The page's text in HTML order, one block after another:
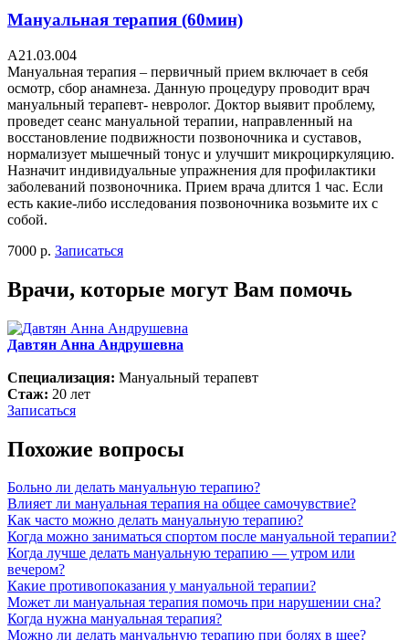
Мануальная терапия (60мин)
A21.03.004
Мануальная терапия – первичный прием включает в себя
осмотр, сбор анамнеза. Данную процедуру проводит врач
мануальный терапевт- невролог. Доктор выявит проблему,
проведет сеанс мануальной терапии, направленный на
восстановление подвижности позвоночника и суставов,
нормализует мышечный тонус и улучшит микроциркуляцию.
Назначит индивидуальные упражнения для профилактики
заболеваний позвоночника. Прием врача длится 1 час. Если
есть какие-либо исследования позвоночника возьмите их с
собой.
7000 р. Записаться
Врачи, которые могут Вам помочь
Давтян Анна Андрушевна
Специализация: Мануальный терапевт
Стаж: 20 лет
Записаться
Похожие вопросы
Больно ли делать мануальную терапию?
Влияет ли мануальная терапия на общее самочувствие?
Как часто можно делать мануальную терапию?
Когда можно заниматься спортом после мануальной терапии?
Когда лучше делать мануальную терапию — утром или
вечером?
Какие противопоказания у мануальной терапии?
Может ли мануальная терапия помочь при нарушении сна?
Когда нужна мануальная терапия?
Можно ли делать мануальную терапию при болях в шее?